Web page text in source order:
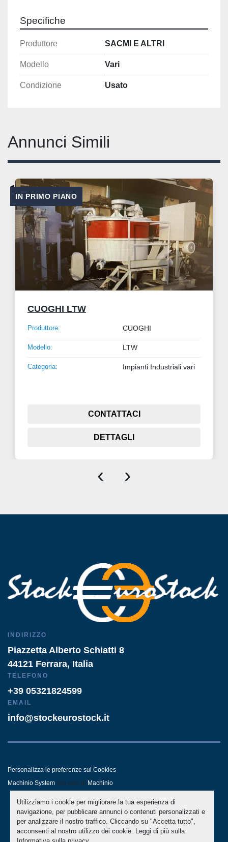
Utilizziamo i cookie per migliorare la tua esperienza di
navigazione, per pubblicare annunci o contenuti personalizzati e
per analizzare il nostro traffico. Cliccando su "Accetta tutto",
acconsenti al nostro utilizzo dei cookie. Leggi di più sulla
TIPO DI PRODOTTO Piastrelle per pavimenti
ASSORBIMENTO DELL'ACQUA: 0,5% - 3%
Specifiche
Produttore SACMI E ALTRI
Modello Vari
Condizione Usato
Annunci Simili
IN PRIMO PIANO
CUOGHI LTW
Produttore: CUOGHI
Modello: LTW
Categoria: Impianti Industriali vari
CONTATTACI
DETTAGLI
‹ ›
INDIRIZZO
Piazzetta Alberto Schiatti 8
44121 Ferrara, Italia
TELEFONO
+39 05321824599
EMAIL
info@stockeurostock.it
Personalizza le preferenze sui Cookies
Machinio System sito web di Machinio
- LINKEDIN - WHATSAPP